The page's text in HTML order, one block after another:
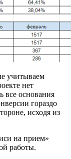
учитываем
нет
все основания
гораздо
исходя из
на прием»
работы.